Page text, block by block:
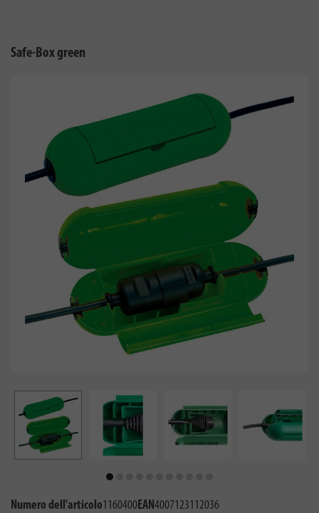
Safe-Box green
Numero dell'articolo1160400EAN4007123112036